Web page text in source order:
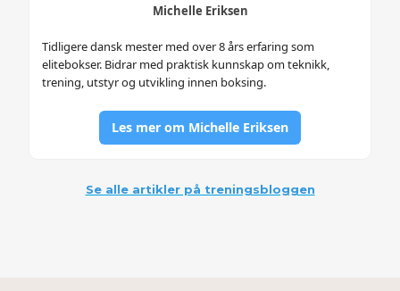
Michelle Eriksen
Tidligere dansk mester med over 8 års erfaring som
elitebokser. Bidrar med praktisk kunnskap om teknikk,
trening, utstyr og utvikling innen boksing.
Les mer om Michelle Eriksen
Se alle artikler på treningsbloggen